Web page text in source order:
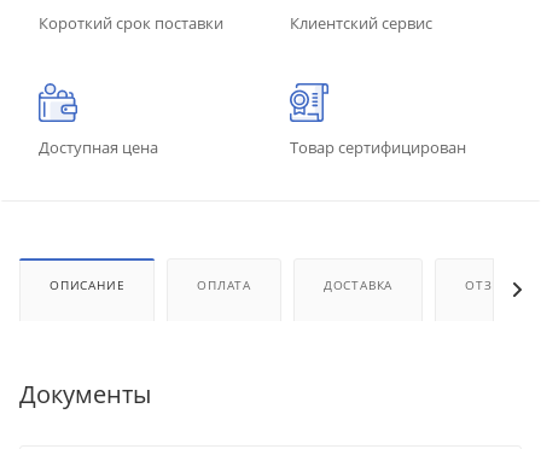
Короткий срок поставки Клиентский сервис
Доступная цена Товар сертифицирован
ОПИСАНИЕ ОПЛАТА ДОСТАВКА ОТЗЫВЫ
Документы